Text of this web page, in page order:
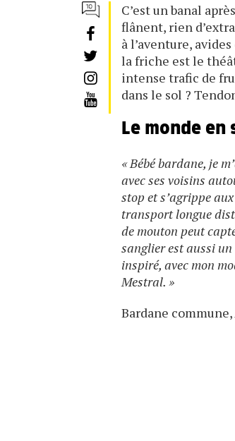
C’est un banal
flânent, rien
à l’aventure,
la friche est le
intense trafic de
dans le sol ?
Le monde en
« Bébé bardane, je
avec ses voisins
stop et s’agrippe
transport longue
de mouton peut
sanglier est aussi
inspiré, avec mon
Mestral. »
Bardane commune,